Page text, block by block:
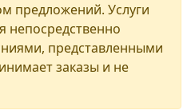
предложений. Услуги
непосредственно
представленными
заказы и не